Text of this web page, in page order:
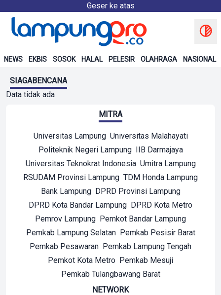
Geser ke atas
NEWS EKBIS SOSOK HALAL PELESIR OLAHRAGA NASIONAL
SIAGABENCANA
Data tidak ada
MITRA
Universitas Lampung Universitas Malahayati
Politeknik Negeri Lampung IIB Darmajaya
Universitas Teknokrat Indonesia Umitra Lampung
RSUDAM Provinsi Lampung TDM Honda Lampung
Bank Lampung DPRD Provinsi Lampung
DPRD Kota Bandar Lampung DPRD Kota Metro
Pemrov Lampung Pemkot Bandar Lampung
Pemkab Lampung Selatan Pemkab Pesisir Barat
Pemkab Pesawaran Pemkab Lampung Tengah
Pemkot Kota Metro Pemkab Mesuji
Pemkab Tulangbawang Barat
NETWORK